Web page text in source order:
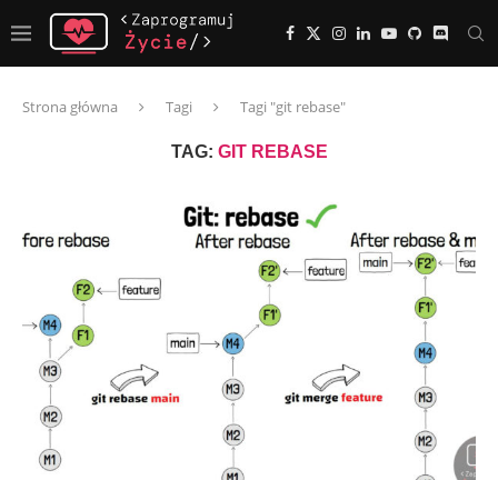
Strona główna Tagi Tagi "git rebase"
TAG: GIT REBASE